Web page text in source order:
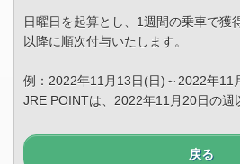
日曜日を起算とし、1週間の乗車で獲
以降に順次付与いたします。
例：2022年11月13日(日)～2022年11
JRE POINTは、2022年11月20日の週
戻る